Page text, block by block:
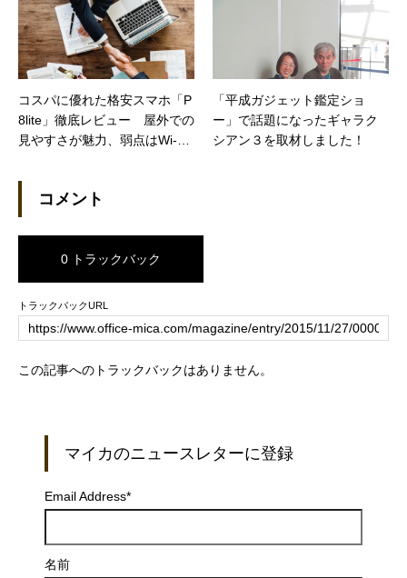
コスパに優れた格安スマホ「P
8lite」徹底レビュー 屋外での
見やすさが魅力、弱点はWi-Fi
「平成ガジェット鑑定ショ
ー」で話題になったギャラク
シアン３を取材しました！
コメント
0 トラックバック
トラックバックURL
この記事へのトラックバックはありません。
マイカのニュースレターに登録
Email Address*
名前